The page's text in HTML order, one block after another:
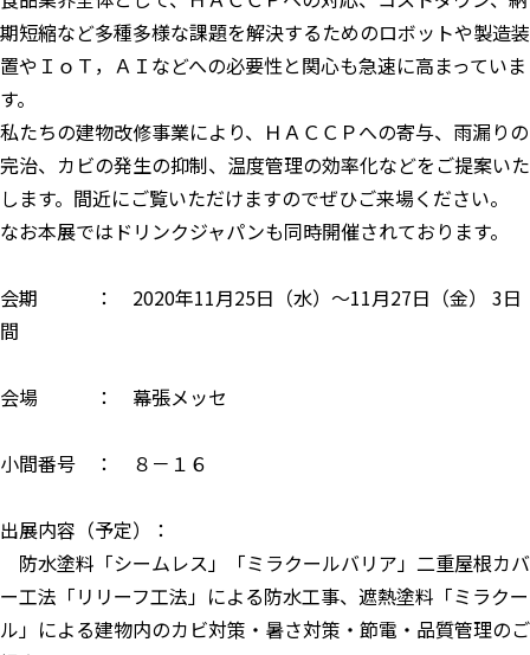
期短縮など多種多様な課題を解決するためのロボットや製造装
置やＩｏＴ，ＡＩなどへの必要性と関心も急速に高まっていま
す。
私たちの建物改修事業により、ＨＡＣＣＰへの寄与、雨漏りの
完治、カビの発生の抑制、温度管理の効率化などをご提案いた
します。間近にご覧いただけますのでぜひご来場ください。
なお本展ではドリンクジャパンも同時開催されております。
会期 ： 2020年11月25日（水）～11月27日（金） 3日
間
会場 ： 幕張メッセ
小間番号 ： ８－１６
出展内容（予定）：
防水塗料「シームレス」「ミラクールバリア」二重屋根カバ
ー工法「リリーフ工法」による防水工事、遮熱塗料「ミラクー
ル」による建物内のカビ対策・暑さ対策・節電・品質管理のご